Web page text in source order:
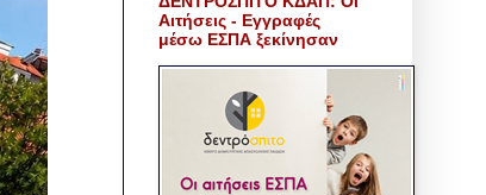
Αιτήσεις - Εγγραφές
μέσω ΕΣΠΑ ξεκίνησαν